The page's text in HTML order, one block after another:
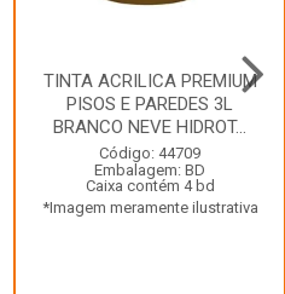
TINTA ACRILICA PREMIUM
PISOS E PAREDES 3L
BRANCO NEVE HIDROT...
Código: 44709
Embalagem: BD
Caixa contém 4 bd
*Imagem meramente ilustrativa